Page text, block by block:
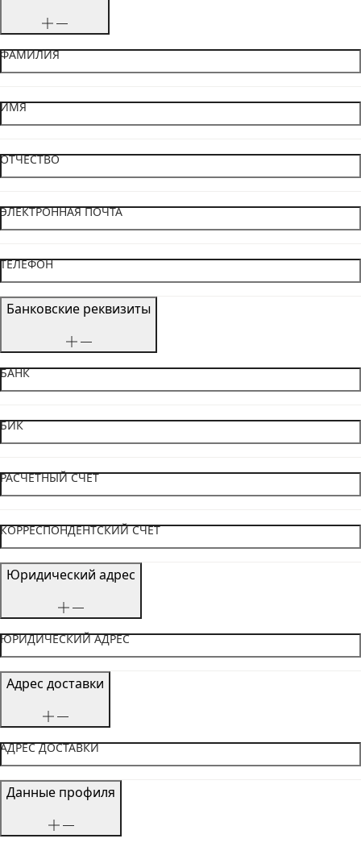
ФАМИЛИЯ
ИМЯ
ОТЧЕСТВО
ЭЛЕКТРОННАЯ ПОЧТА
ТЕЛЕФОН
Банковские реквизиты
БАНК
БИК
РАСЧЕТНЫЙ СЧЕТ
КОРРЕСПОНДЕНТСКИЙ СЧЕТ
Юридический адрес
ЮРИДИЧЕСКИЙ АДРЕС
Адрес доставки
АДРЕС ДОСТАВКИ
Данные профиля